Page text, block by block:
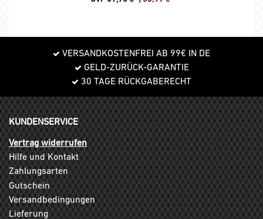
VERSANDKOSTENFREI AB 99€ IN DE
GELD-ZURÜCK-GARANTIE
30 TAGE RÜCKGABERECHT
KUNDENSERVICE
Vertrag widerrufen
Hilfe und Kontakt
Zahlungsarten
Gutschein
Versandbedingungen
Lieferung